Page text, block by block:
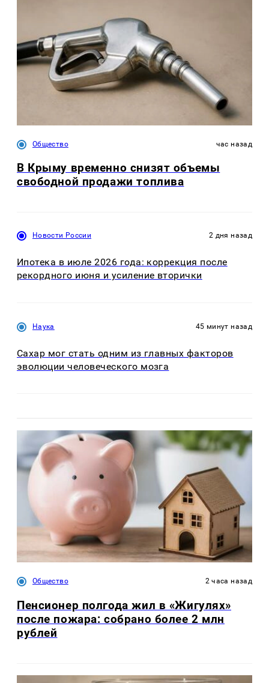
Общество час назад
В Крыму временно снизят объемы
свободной продажи топлива
Новости России 2 дня назад
Ипотека в июле 2026 года: коррекция после
рекордного июня и усиление вторички
Наука 45 минут назад
Сахар мог стать одним из главных факторов
эволюции человеческого мозга
Общество 2 часа назад
Пенсионер полгода жил в «Жигулях»
после пожара: собрано более 2 млн
рублей